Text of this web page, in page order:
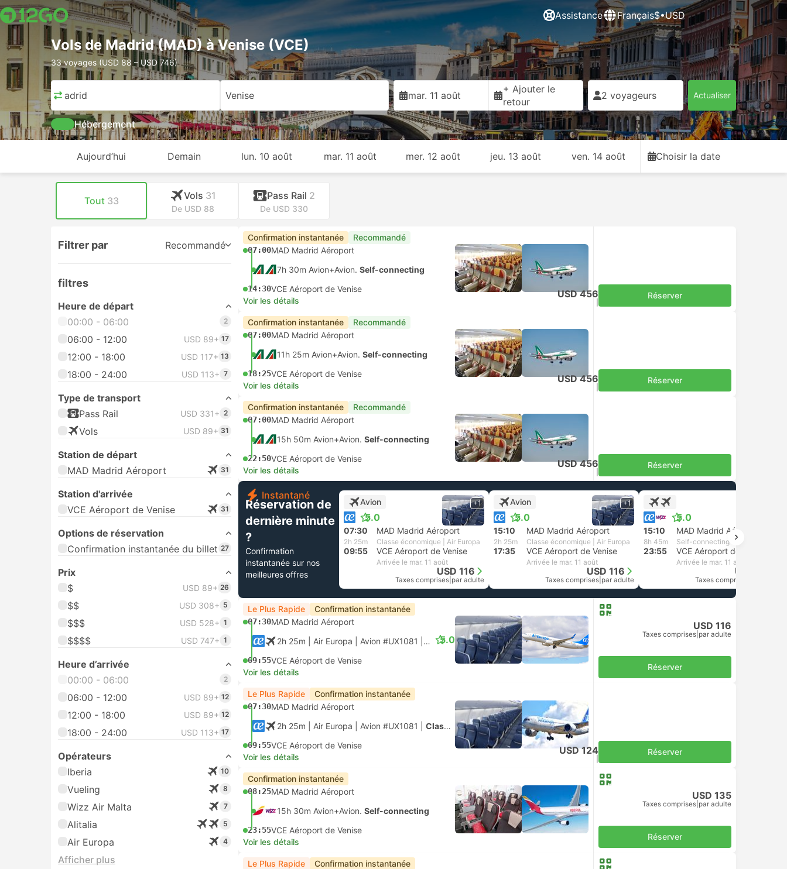
Assistance Français$•USD
Vols de Madrid (MAD) à Venise (VCE)
33 voyages (USD 88 – USD 746)
Madrid Venise mar. 11 août
+ Ajouter le
retour
2 voyageurs Actualiser
Hébergement
Aujourd’hui Demain lun. 10 août mar. 11 août mer. 12 août jeu. 13 août ven. 14 août Choisir la date
Tout 33 Vols 31
De USD 88
Pass Rail 2
De USD 330
Filtrer par Recommandé
filtres
Heure de départ
00:00 - 06:00
2
06:00 - 12:00 USD 89+ 17
12:00 - 18:00 USD 117+ 13
18:00 - 24:00 USD 113+ 7
Type de transport
Pass Rail
USD 331+ 2
Vols USD 89+ 31
Station de départ
MAD Madrid Aéroport
31
Station d'arrivée
VCE Aéroport de Venise
31
Options de réservation
Confirmation instantanée du billet 27
Prix
$
USD 89+ 26
$$ USD 308+ 5
$$$ USD 528+ 1
$$$$ USD 747+ 1
Heure d’arrivée
00:00 - 06:00
2
06:00 - 12:00 USD 89+ 12
12:00 - 18:00 USD 89+ 12
18:00 - 24:00 USD 113+ 17
Opérateurs
Iberia
10
Vueling 8
Wizz Air Malta 7
Alitalia 5
Air Europa 4
Afficher plus
Confirmation instantanée Recommandé
07:00MAD Madrid Aéroport
7h 30m Avion+Avion. Self-connecting
14:30VCE Aéroport de Venise
Voir les détails
USD 456 Réserver
Confirmation instantanée Recommandé
07:00MAD Madrid Aéroport
11h 25m Avion+Avion. Self-connecting
18:25VCE Aéroport de Venise
Voir les détails
USD 456 Réserver
Confirmation instantanée Recommandé
07:00MAD Madrid Aéroport
15h 50m Avion+Avion. Self-connecting
22:50VCE Aéroport de Venise
Voir les détails
USD 456 Réserver
Instantané
Réservation de
dernière minute
?
Confirmation
instantanée sur nos
meilleures offres
Avion
5.0
+1
07:30 MAD Madrid Aéroport
2h 25m Classe économique | Air Europa
09:55 VCE Aéroport de Venise
Arrivée le mar. 11 août
USD 116
Taxes comprises par adulte
Avion
5.0
+1
15:10 MAD Madrid Aéroport
2h 25m Classe économique | Air Europa
17:35 VCE Aéroport de Venise
Arrivée le mar. 11 août
USD 116
Taxes comprises par adulte
5.0
15:10 MAD Madrid Aéroport
8h 45m Self-connecting
23:55 VCE Aéroport de Venise
Arrivée le mar. 11 août
USD 139
Taxes comprises
Le Plus Rapide Confirmation instantanée
07:30MAD Madrid Aéroport
2h 25m | Air Europa Avion #UX1081 Classe économique
09:55VCE Aéroport de Venise
5.0
Voir les détails
USD 116
Taxes comprises par adulte
Réserver
Le Plus Rapide Confirmation instantanée
07:30MAD Madrid Aéroport
2h 25m | Air Europa Avion #UX1081 Classe économique
09:55VCE Aéroport de Venise
Voir les détails
USD 124 Réserver
Confirmation instantanée
08:25MAD Madrid Aéroport
15h 30m Avion+Avion. Self-connecting
23:55VCE Aéroport de Venise
Voir les détails
USD 135
Taxes comprises par adulte
Réserver
Le Plus Rapide Confirmation instantanée